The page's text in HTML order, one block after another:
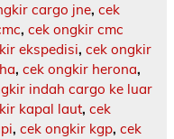
cargo jne, cek
, cek ongkir cmc
ekspedisi, cek ongkir
, cek ongkir herona,
indah cargo ke luar
kapal laut, cek
, cek ongkir kgp, cek